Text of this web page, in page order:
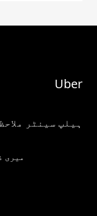
Uber
ہیلپ سینٹر
میری